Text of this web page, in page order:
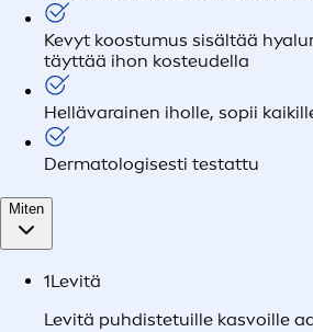
Kevyt koostumus sisältää
täyttää ihon kosteudella
Hellävarainen iholle, sopii
Dermatologisesti testattu
Miten
1Levitä
Levitä puhdistetuille kasvoille